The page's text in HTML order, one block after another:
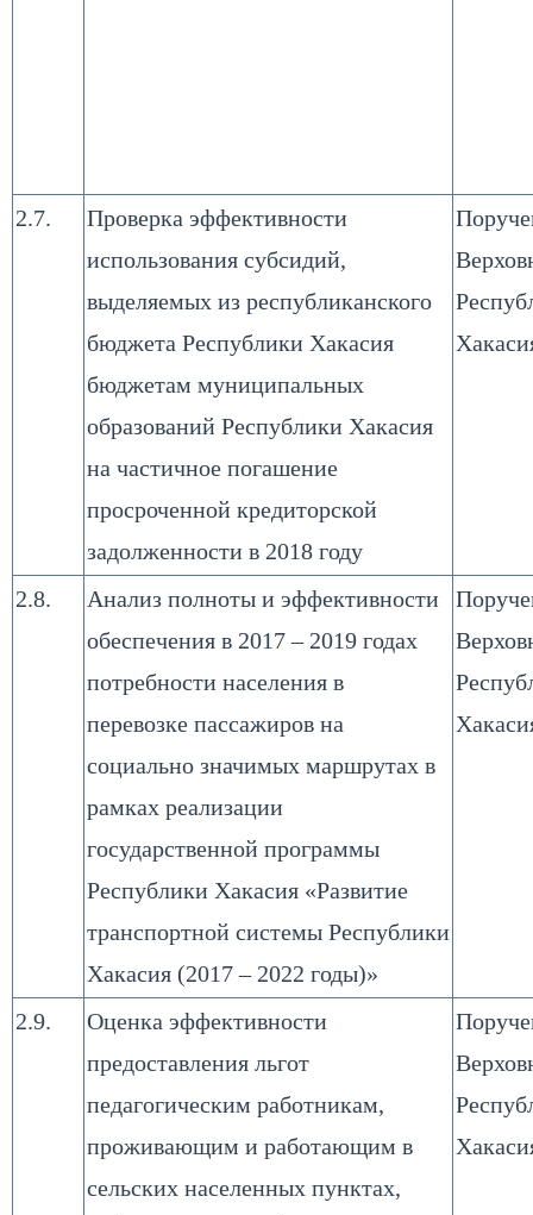
2.7.
Проверка эффективности
использования субсидий,
выделяемых из республиканского
бюджета Республики Хакасия
бюджетам муниципальных
образований Республики Хакасия
на частичное погашение
просроченной кредиторской
задолженности в 2018 году
2.8.
Анализ полноты и эффективности
обеспечения в 2017 – 2019 годах
потребности населения в
перевозке пассажиров на
социально значимых маршрутах в
рамках реализации
государственной программы
Республики Хакасия «Развитие
транспортной системы Республики
Хакасия (2017 – 2022 годы)»
2.9.
Оценка эффективности
предоставления льгот
педагогическим работникам,
проживающим и работающим в
сельских населенных пунктах,